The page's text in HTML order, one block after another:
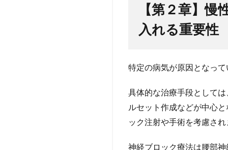
【第２章】
入れる重要性
特定の病気が原因となっ
具体的な治療手段として
ルセット作成などが中心
ック注射や手術を考慮さ
神経ブロック療法は腰部